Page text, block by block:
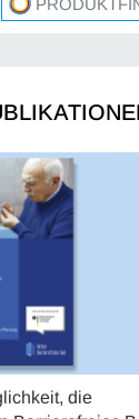
die